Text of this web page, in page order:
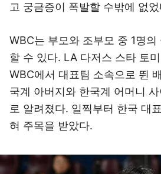
고 궁금증이 폭발할 수밖에 없
WBC는 부모와 조부모 중 1명의
할 수 있다. LA 다저스 스타 토
WBC에서 대표팀 소속으로 뛴
국계 아버지와 한국계 어머니
로 알려졌다. 일찍부터 한국 대
혀 주목을 받았다.